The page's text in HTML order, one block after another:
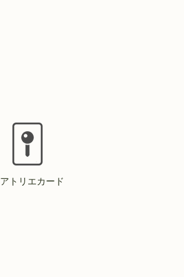
アトリエカード